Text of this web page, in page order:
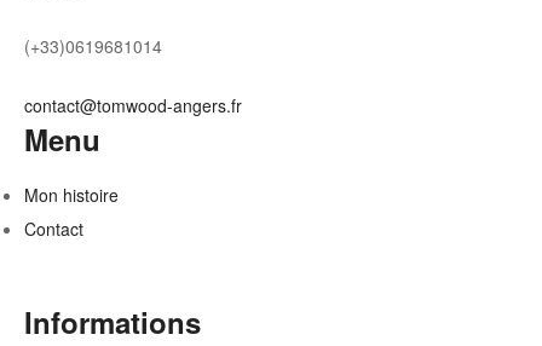
(+33)0619681014
contact@tomwood-angers.fr
Menu
Mon histoire
Contact
Informations